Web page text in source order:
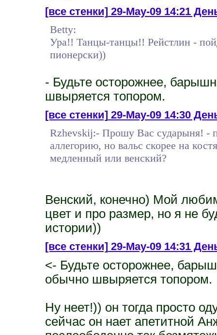
[все стенки]29-May-09 14:21
Betty:
Ура!! Танцы-танцы!! Рейстлин -
пионерски))
- Будьте осторожнее,
швыряется топором.
[все стенки]29-May-09 14:30
Rzhevskij:- Прошу Вас сударыня! -
аллегорию, но вальс скорее на
медленный или венский?
Венский, конечно) Мой
цвет и про размер, но я не
истории))
[все стенки]29-May-09 14:31
<- Будьте осторожнее,
обычно швыряется топором.
Ну неет!)) он тогда просто
сейчас он нает апетитной